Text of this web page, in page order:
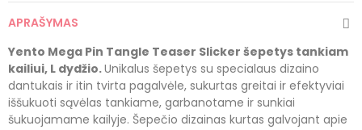
APRAŠYMAS
Yento Mega Pin Tangle Teaser Slicker šepetys tankiam
kailiui, L dydžio.Unikalus šepetys su specialaus dizaino
dantukais ir itin tvirta pagalvėle, sukurtas greitai ir efektyviai
iššukuoti sąvėlas tankiame, garbanotame ir sunkiai
šukuojamame kailyje. Šepečio dizainas kurtas galvojant apie